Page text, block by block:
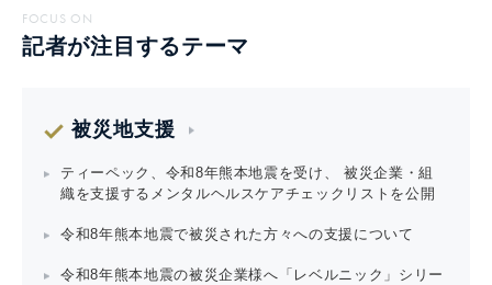
FOCUS ON
記者が注目するテーマ
被災地支援
ティーペック、令和8年熊本地震を受け、 被災企業・組
織を支援するメンタルヘルスケアチェックリストを公開
令和8年熊本地震で被災された方々への支援について
令和8年熊本地震の被災企業様へ「レベルニック」シリー